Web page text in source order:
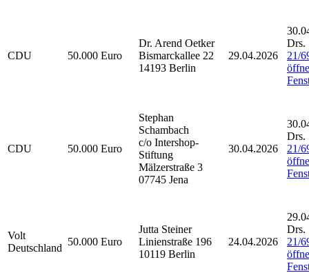
CDU 50.000 Euro
Dr. Arend Oetker
Bismarckallee 22
14193 Berlin
29.04.2026
Drs.
21/
CDU 50.000 Euro
Stephan
Schambach
c/o Intershop-
Stiftung
Mälzerstraße 3
07745 Jena
30.04.2026
Drs.
21/
Volt
Deutschland
50.000 Euro
Jutta Steiner
Linienstraße 196
10119 Berlin
24.04.2026
Drs.
21/